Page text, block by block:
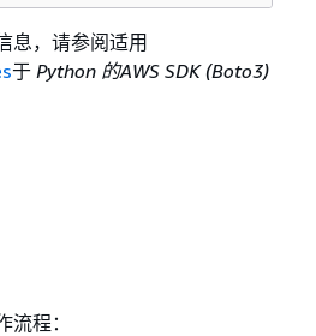
息，请参阅适用
于 Python 的AWS SDK (Boto3)
程：